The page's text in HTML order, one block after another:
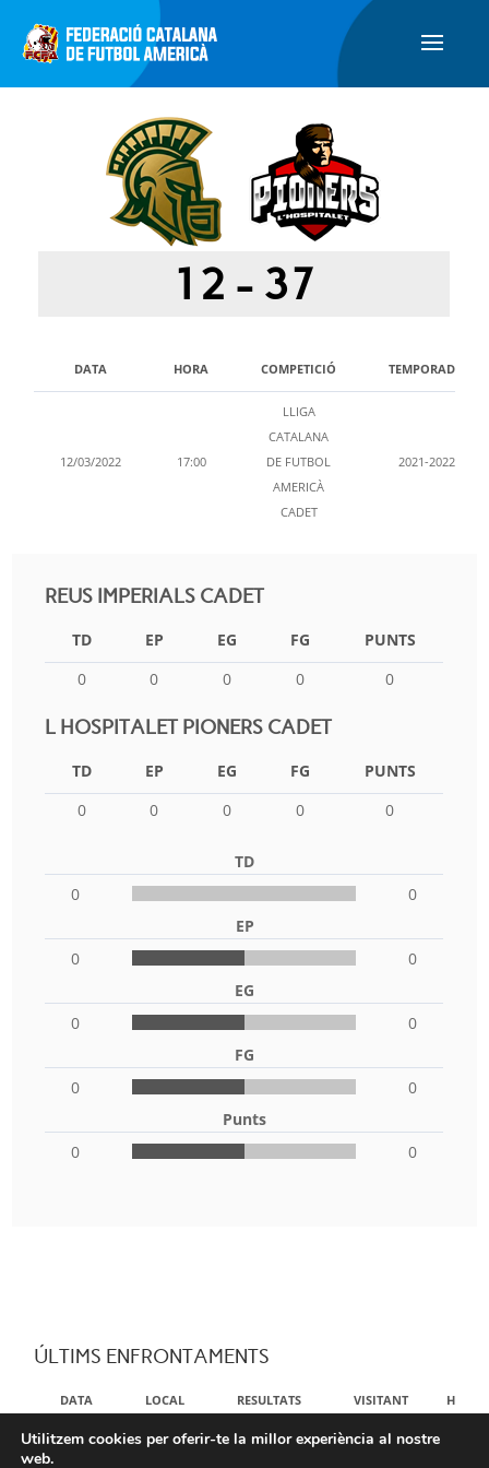
12 - 37
DATA HORA COMPETICIÓ TEMPORADA
12/03/2022 17:00
LLIGA
CATALANA
DE FUTBOL
AMERICÀ
CADET
2021-2022
REUS IMPERIALS CADET
TD EP EG FG
PUNTS
0
0 0 0 0
L HOSPITALET PIONERS CADET
TD EP EG FG
PUNTS
0
0 0 0 0
TD
0
0
EP
0
0
EG
0
0
FG
0
0
Punts
0
0
ÚLTIMS ENFRONTAMENTS
DATA LOCAL RESULTATS VISITANT HORA
NO DATA AVAILABLE IN TABLE
Utilitzem cookies per oferir-te la millor experiència al nostre
web.